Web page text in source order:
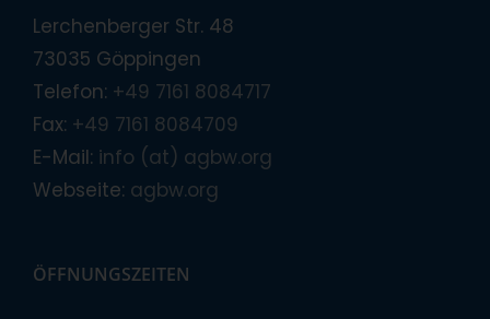
Lerchenberger Str. 48
73035 Göppingen
Telefon: +49 7161 8084717
Fax: +49 7161 8084709
E-Mail: info (at) agbw.org
Webseite: agbw.org
ÖFFNUNGSZEITEN